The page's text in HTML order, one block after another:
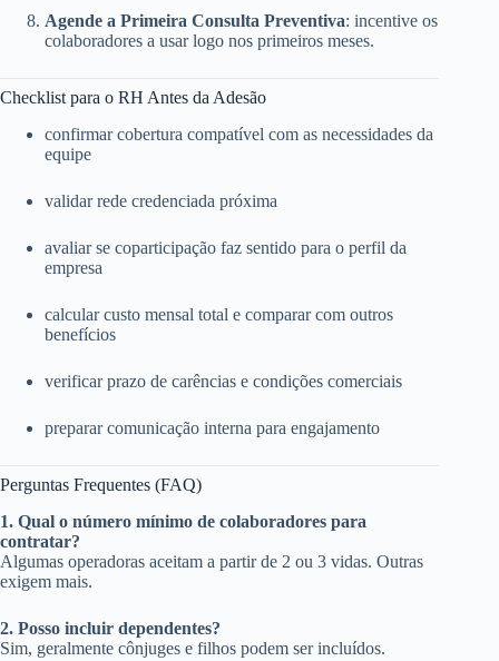
Agende a Primeira Consulta Preventiva: incentive os
colaboradores a usar logo nos primeiros meses.
Checklist para o RH Antes da Adesão
confirmar cobertura compatível com as necessidades da
equipe
validar rede credenciada próxima
avaliar se coparticipação faz sentido para o perfil da
empresa
calcular custo mensal total e comparar com outros
benefícios
verificar prazo de carências e condições comerciais
preparar comunicação interna para engajamento
Perguntas Frequentes (FAQ)
1. Qual o número mínimo de colaboradores para
contratar?
Algumas operadoras aceitam a partir de 2 ou 3 vidas. Outras
exigem mais.
2. Posso incluir dependentes?
Sim, geralmente cônjuges e filhos podem ser incluídos.